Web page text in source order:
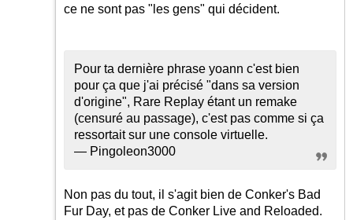
ce ne sont pas "les gens" qui décident.
Pour ta dernière phrase yoann c'est bien
pour ça que j'ai précisé "dans sa version
d'origine", Rare Replay étant un remake
(censuré au passage), c'est pas comme si ça
ressortait sur une console virtuelle.
— Pingoleon3000
Non pas du tout, il s'agit bien de Conker's Bad
Fur Day, et pas de Conker Live and Reloaded.